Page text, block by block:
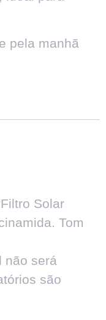
pela manhã
Solar
Tom
não será
são